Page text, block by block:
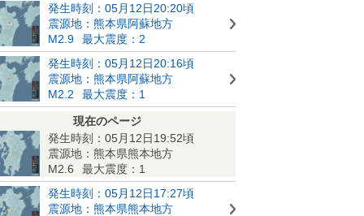
発生時刻：05月12日20:20頃
震源地：熊本県阿蘇地方
M2.9
最大震度：2
発生時刻：05月12日20:16頃
震源地：熊本県阿蘇地方
M2.2
最大震度：1
現在のページ
発生時刻：05月12日19:52頃
震源地：熊本県熊本地方
M2.6
最大震度：1
発生時刻：05月12日17:27頃
震源地：熊本県熊本地方